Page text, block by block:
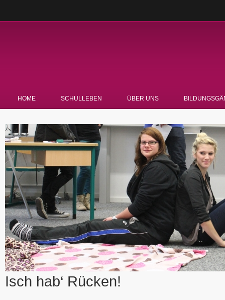
HOME SCHULLEBEN ÜBER UNS
Isch hab‘ Rücken!